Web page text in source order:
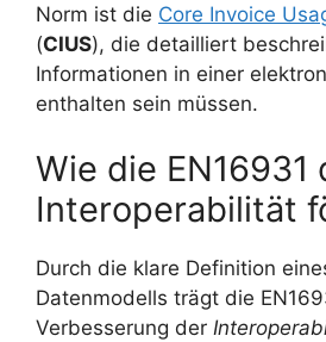
Norm ist die Core Invoice
(CIUS), die detailliert
Informationen in einer
enthalten sein müssen.
Wie die EN16931
Interoperabilität
Durch die klare Definition
Datenmodells trägt die
Verbesserung der